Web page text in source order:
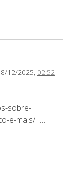
12/2025, 02:52
sobre-
e-mais/ […]